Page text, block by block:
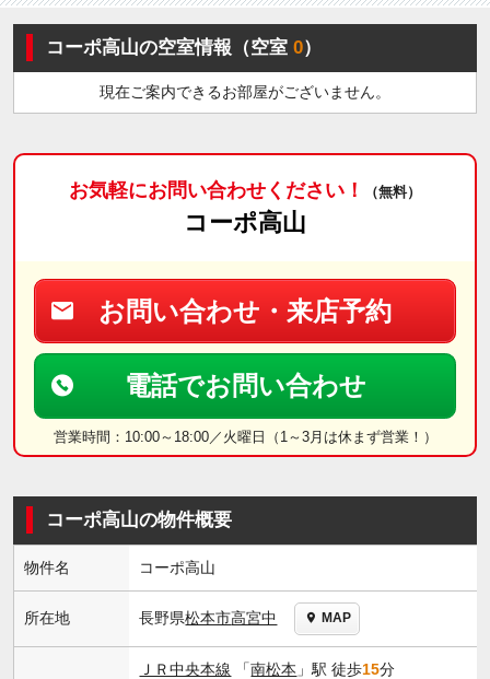
コーポ高山の空室情報（空室0）
現在ご案内できるお部屋がございません。
お気軽にお問い合わせください！ （無料）
コーポ高山
お問い合わせ・来店予約
電話でお問い合わせ
営業時間：10:00～18:00／火曜日（1～3月は休まず営業！）
コーポ高山の物件概要
物件名 コーポ高山
所在地 長野県松本市高宮中 MAP
ＪＲ中央本線 「南松本 」駅 徒歩15分